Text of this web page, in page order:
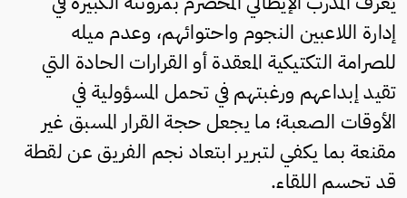
إدارة اللاعبين النجوم واحتوائهم، وعدم ميله
للصرامة التكتيكية المعقدة أو القرارات الحادة التي
تقيد إبداعهم ورغبتهم في تحمل المسؤولية في
الأوقات الصعبة؛ ما يجعل حجة القرار المسبق غير
مقنعة بما يكفي لتبرير ابتعاد نجم الفريق عن لقطة
قد تحسم اللقاء.